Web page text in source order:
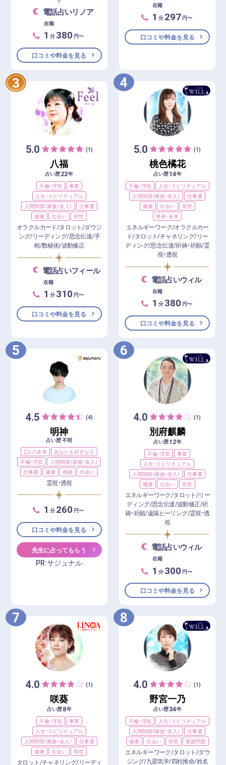
電話占いリノア
在籍
1 分 380 円〜
口コミや料金を見る
在籍
1 分 297 円〜
口コミや料金を見る
3
5.0 (1)
八福
占い歴22年
不倫・浮気
事業
人生・スピリチュアル
人間関係（家族・友人）
仕事運
健康
出会い 前世
オラクルカード/タロット/ダウジ
ング/リーディング/思念伝達/手
相/数秘術/波動修正
電話占いフィール
在籍
1 分 310 円〜
口コミや料金を見る
4
5.0 (1)
桃色橘花
占い歴14年
不倫・浮気
人生・スピリチュアル
人間関係（家族・友人）
仕事運
健康
出会い
前世
将来・未来
エネルギーワーク/オラクルカー
ド/タロット/チャネリング/リー
ディング/思念伝達/祈祷・祈願/霊
視・透視
電話占いウィル
在籍
1 分 380 円〜
口コミや料金を見る
5
4.5 (4)
明神
占い歴 不明
2人の未来
あなたを好きな人
不倫・浮気
人間関係（家族・友人）
仕事運
健康 再婚 出会い
霊視・透視
1 分 260 円〜
口コミや料金を見る
先生に占ってもらう
PR:サジュナル
6
4.0 (1)
別府麒麟
占い歴12年
不倫・浮気
事業
人生・スピリチュアル
人間関係（家族・友人）
仕事運
健康
出会い 前世
エネルギーワーク/タロット/リー
ディング/思念伝達/波動修正/祈
祷・祈願/遠隔ヒーリング/霊視・透
視
電話占いウィル
在籍
1 分 300 円〜
口コミや料金を見る
7
4.0 (1)
咲葵
占い歴8年
不倫・浮気
事業
人生・スピリチュアル
人間関係（家族・友人）
仕事運
健康
出会い 前世
タロット/チャネリング/リーディ
8
4.0 (1)
野宮一乃
占い歴34年
不倫・浮気
人生・スピリチュアル
人間関係（家族・友人）
仕事運
健康
出会い 前世 家庭問題
エネルギーワーク/タロット/ダウ
ジング/九星気学/四柱推命/姓名